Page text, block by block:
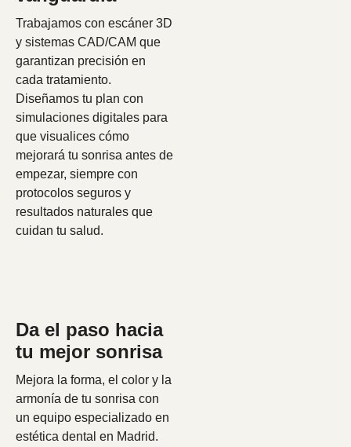
Trabajamos con escáner 3D
y sistemas CAD/CAM que
garantizan precisión en
cada tratamiento.
Diseñamos tu plan con
simulaciones digitales para
que visualices cómo
mejorará tu sonrisa antes de
empezar, siempre con
protocolos seguros y
resultados naturales que
cuidan tu salud.
Da el paso hacia
tu mejor sonrisa
Mejora la forma, el color y la
armonía de tu sonrisa con
un equipo especializado en
estética dental en Madrid.